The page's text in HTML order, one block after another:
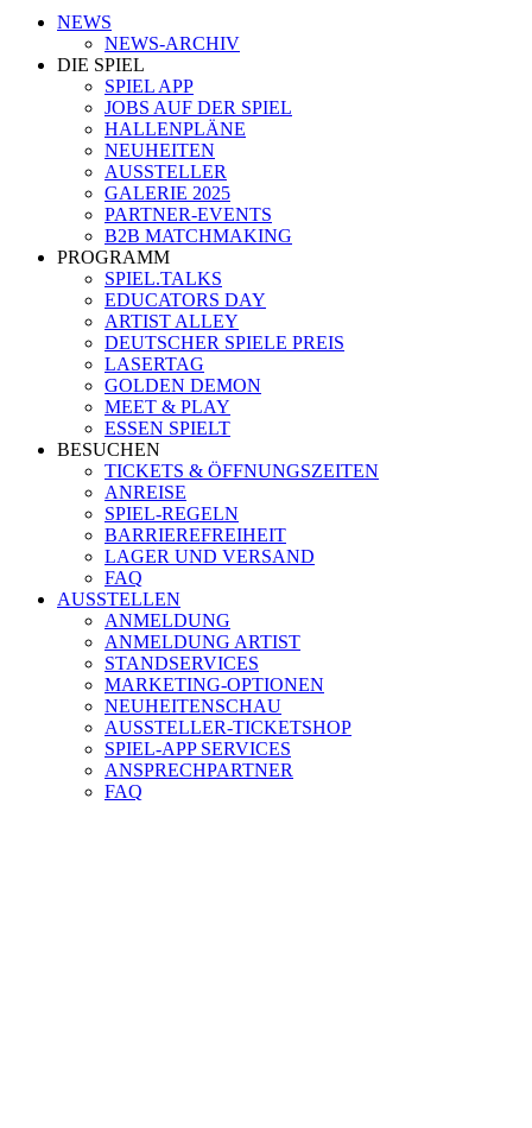
NEWS
NEWS-ARCHIV
DIE SPIEL
SPIEL APP
JOBS AUF DER SPIEL
HALLENPLÄNE
NEUHEITEN
AUSSTELLER
GALERIE 2025
PARTNER-EVENTS
B2B MATCHMAKING
PROGRAMM
SPIEL.TALKS
EDUCATORS DAY
ARTIST ALLEY
DEUTSCHER SPIELE PREIS
LASERTAG
GOLDEN DEMON
MEET & PLAY
ESSEN SPIELT
BESUCHEN
TICKETS & ÖFFNUNGSZEITEN
ANREISE
SPIEL-REGELN
BARRIEREFREIHEIT
LAGER UND VERSAND
FAQ
AUSSTELLEN
ANMELDUNG
ANMELDUNG ARTIST
STANDSERVICES
MARKETING-OPTIONEN
NEUHEITENSCHAU
AUSSTELLER-TICKETSHOP
SPIEL-APP SERVICES
ANSPRECHPARTNER
FAQ